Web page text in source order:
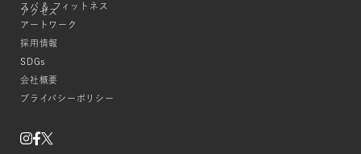
アクセス
スパ & フィットネス
アートワーク
採用情報
SDGs
会社概要
プライバシーポリシー